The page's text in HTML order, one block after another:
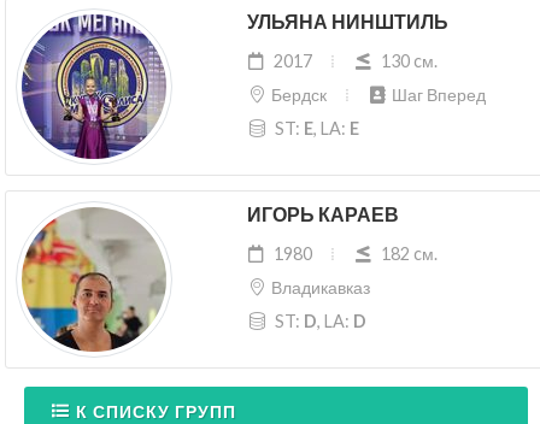
УЛЬЯНА НИНШТИЛЬ
2017
130 cм.
Бердск
Шаг Вперед
ST: E, LA: E
ИГОРЬ КАРАЕВ
1980
182 cм.
Владикавказ
ST: D, LA: D
К СПИСКУ ГРУПП